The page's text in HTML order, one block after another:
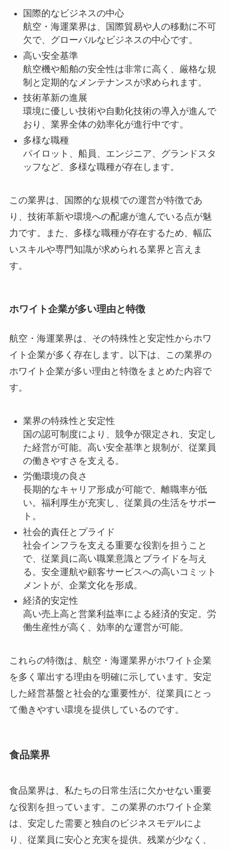
国際的なビジネスの中心
航空・海運業界は、国際貿易や人の移動に不可
欠で、グローバルなビジネスの中心です。
高い安全基準
航空機や船舶の安全性は非常に高く、厳格な規
制と定期的なメンテナンスが求められます。
技術革新の進展
環境に優しい技術や自動化技術の導入が進んで
おり、業界全体の効率化が進行中です。
多様な職種
パイロット、船員、エンジニア、グランドスタ
ッフなど、多様な職種が存在します。
この業界は、国際的な規模での運営が特徴であ
り、技術革新や環境への配慮が進んでいる点が魅
力です。また、多様な職種が存在するため、幅広
いスキルや専門知識が求められる業界と言えま
す。
ホワイト企業が多い理由と特徴
航空・海運業界は、その特殊性と安定性からホワ
イト企業が多く存在します。以下は、この業界の
ホワイト企業が多い理由と特徴をまとめた内容で
す。
業界の特殊性と安定性
国の認可制度により、競争が限定され、安定し
た経営が可能。高い安全基準と規制が、従業員
の働きやすさを支える。
労働環境の良さ
長期的なキャリア形成が可能で、離職率が低
い。福利厚生が充実し、従業員の生活をサポー
ト。
社会的責任とプライド
社会インフラを支える重要な役割を担うこと
で、従業員に高い職業意識とプライドを与え
る。安全運航や顧客サービスへの高いコミット
メントが、企業文化を形成。
経済的安定性
高い売上高と営業利益率による経済的安定。労
働生産性が高く、効率的な運営が可能。
これらの特徴は、航空・海運業界がホワイト企業
を多く輩出する理由を明確に示しています。安定
した経営基盤と社会的な重要性が、従業員にとっ
て働きやすい環境を提供しているのです。
食品業界
食品業界は、私たちの日常生活に欠かせない重要
な役割を担っています。この業界のホワイト企業
は、安定した需要と独自のビジネスモデルによ
り、従業員に安心と充実を提供。残業が少なく、